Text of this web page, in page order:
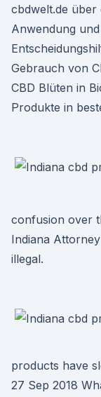
cbdwelt.de über
Anwendung
Gebrauch von
CBD Blüten in
Produkte in
confusion over
Indiana
illegal.
products have
27 Sep 2018